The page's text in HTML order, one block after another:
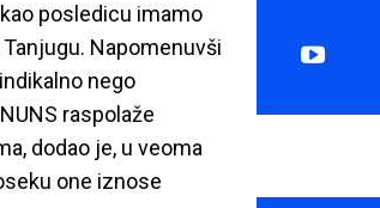
posledicu imamo
Napomenuvši
nego
raspolaže
dodao je, u veoma
one iznose